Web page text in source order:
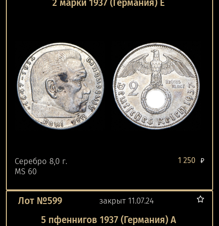
2 марки 1937 (Германия) Е
Серебро 8,0 г.
MS 60
1 250 ₽
Лот №599 закрыт 11.07.24
5 пфеннигов 1937 (Германия) А